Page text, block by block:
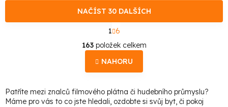
O
v
l
d
NAČÍST 30 DALŠÍCH
S
t
r
á
n
v
á
n
1 6
163položek celkem
NAHORU
Patříte mezi znalců filmového plátna či hudebního průmyslu?
Máme pro vás to co jste hledali, ozdobte si svůj byt, či pokoj